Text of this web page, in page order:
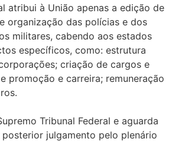
atribui à União apenas a edição de
organização das polícias e dos
militares, cabendo aos estados
específicos, como: estrutura
criação de cargos e
promoção e carreira; remuneração
Tribunal Federal e aguarda
julgamento pelo plenário